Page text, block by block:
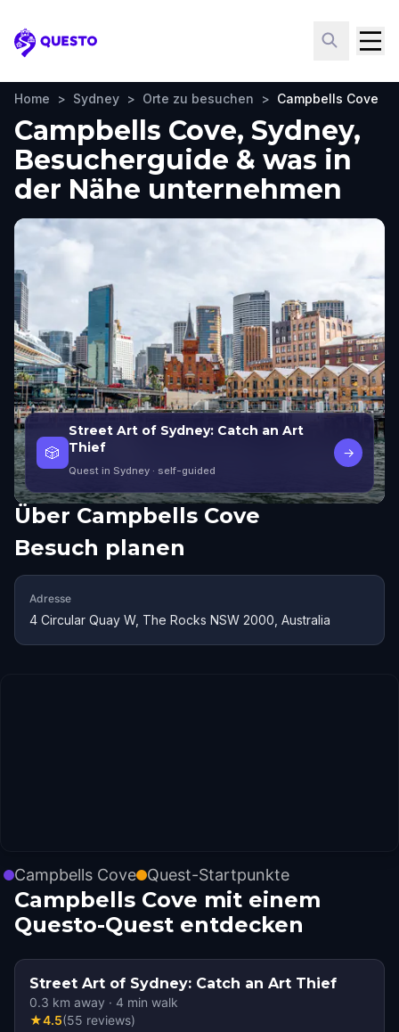
Questo
Home > Sydney > Orte zu besuchen > Campbells Cove
Campbells Cove, Sydney,
Besucherguide & was in
der Nähe unternehmen
🎲
Street Art of Sydney: Catch an Art
Thief
Quest in Sydney · self-guided
→
Über Campbells Cove
Besuch planen
Adresse
4 Circular Quay W, The Rocks NSW 2000, Australia
Campbells Cove Quest-Startpunkte
Campbells Cove mit einem
Questo-Quest entdecken
Street Art of Sydney: Catch an Art Thief
0.3 km away · 4 min walk
★4.5(55 reviews)